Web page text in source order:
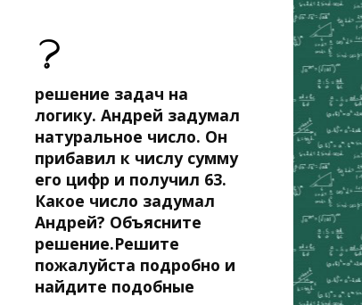
решение задач на
логику. Андрей задумал
натуральное число. Он
прибавил к числу сумму
его цифр и получил 63.
Какое число задумал
Андрей? Объясните
решение.Решите
пожалуйста подробно и
найдите подобные